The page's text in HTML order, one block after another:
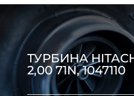
ТУРБИНА
2,00 71N, 1047110